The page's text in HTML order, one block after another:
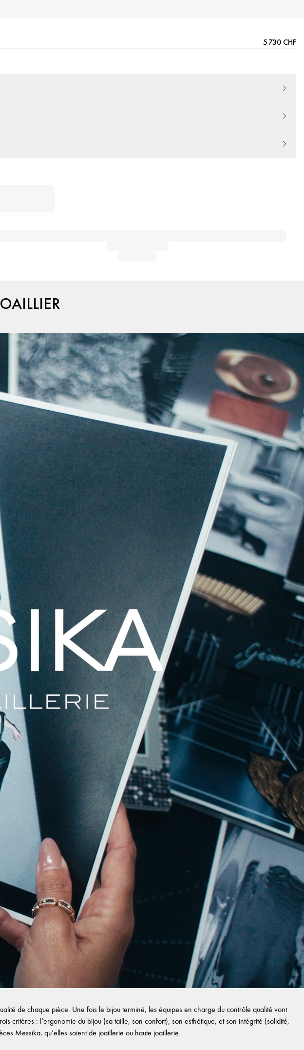
5 730 CHF
de chaque pièce. Une fois le bijou terminé, les équipes en charge du contrôle qualité vont
critères : l’ergonomie du bijou (sa taille, son confort), son esthétique, et son intégrité (solidité,
Messika, qu’elles soient de joaillerie ou haute joaillerie.